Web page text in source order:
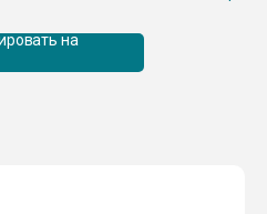
на